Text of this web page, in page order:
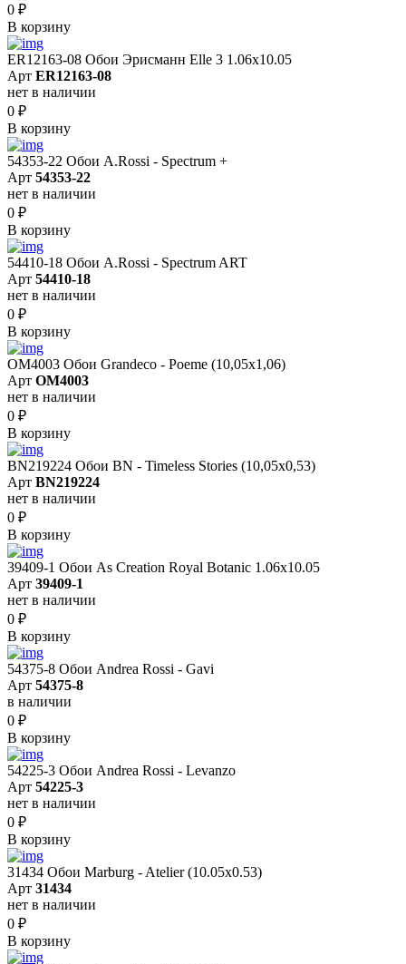
0 ₽
В корзину
ER12163-08 Обои Эрисманн Elle 3 1.06x10.05
Арт ER12163-08
нет в наличии
0 ₽
В корзину
54353-22 Обои A.Rossi - Spectrum +
Арт 54353-22
нет в наличии
0 ₽
В корзину
54410-18 Обои A.Rossi - Spectrum ART
Арт 54410-18
нет в наличии
0 ₽
В корзину
OM4003 Обои Grandeco - Poeme (10,05х1,06)
Арт OM4003
нет в наличии
0 ₽
В корзину
BN219224 Обои BN - Timeless Stories (10,05x0,53)
Арт BN219224
нет в наличии
0 ₽
В корзину
39409-1 Обои As Creation Royal Botanic 1.06x10.05
Арт 39409-1
нет в наличии
0 ₽
В корзину
54375-8 Обои Andrea Rossi - Gavi
Арт 54375-8
в наличии
0 ₽
В корзину
54225-3 Обои Andrea Rossi - Levanzo
Арт 54225-3
нет в наличии
0 ₽
В корзину
31434 Обои Marburg - Atelier (10.05х0.53)
Арт 31434
нет в наличии
0 ₽
В корзину